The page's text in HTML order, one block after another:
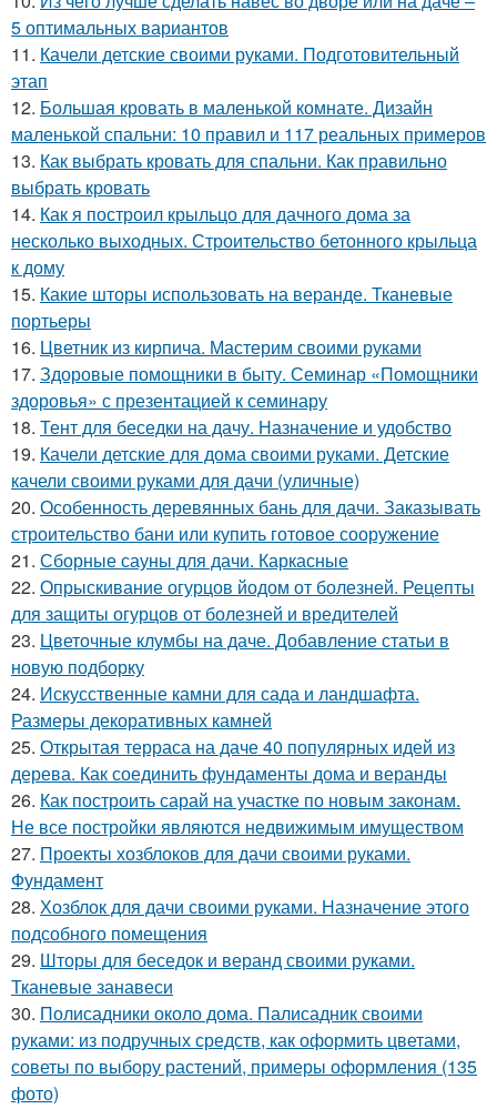
5 оптимальных вариантов
11. Качели детские своими руками. Подготовительный
этап
12. Большая кровать в маленькой комнате. Дизайн
маленькой спальни: 10 правил и 117 реальных примеров
13. Как выбрать кровать для спальни. Как правильно
выбрать кровать
14. Как я построил крыльцо для дачного дома за
несколько выходных. Строительство бетонного крыльца
к дому
15. Какие шторы использовать на веранде. Тканевые
портьеры
16. Цветник из кирпича. Мастерим своими руками
17. Здоровые помощники в быту. Семинар «Помощники
здоровья» с презентацией к семинару
18. Тент для беседки на дачу. Назначение и удобство
19. Качели детские для дома своими руками. Детские
качели своими руками для дачи (уличные)
20. Особенность деревянных бань для дачи. Заказывать
строительство бани или купить готовое сооружение
21. Сборные сауны для дачи. Каркасные
22. Опрыскивание огурцов йодом от болезней. Рецепты
для защиты огурцов от болезней и вредителей
23. Цветочные клумбы на даче. Добавление статьи в
новую подборку
24. Искусственные камни для сада и ландшафта.
Размеры декоративных камней
25. Открытая терраса на даче 40 популярных идей из
дерева. Как соединить фундаменты дома и веранды
26. Как построить сарай на участке по новым законам.
Не все постройки являются недвижимым имуществом
27. Проекты хозблоков для дачи своими руками.
Фундамент
28. Хозблок для дачи своими руками. Назначение этого
подсобного помещения
29. Шторы для беседок и веранд своими руками.
Тканевые занавеси
30. Полисадники около дома. Палисадник своими
руками: из подручных средств, как оформить цветами,
советы по выбору растений, примеры оформления (135
фото)